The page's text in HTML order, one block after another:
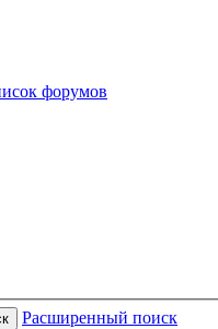
форумов
Расширенный поиск